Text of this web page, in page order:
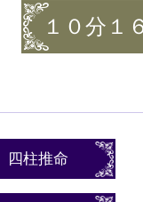
１０分１
四柱推命